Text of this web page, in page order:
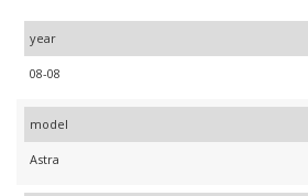
year
08-08
model
Astra